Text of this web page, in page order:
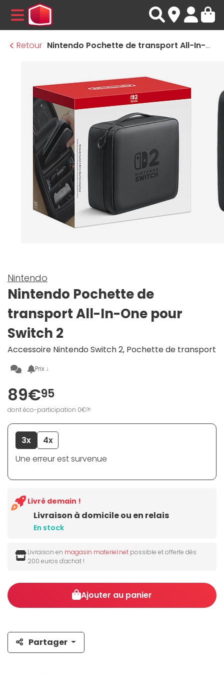
MENU
Retour
Nintendo Pochette de transport All-In-One pour Switch 2
Nintendo
Nintendo Pochette de
transport All-In-One pour
Switch 2
Accessoire Nintendo Switch 2, Pochette de transport
Prix ↓
89€95
dont éco-participation 0€05
3x
4x
Une erreur est survenue
Livraison à domicile ou en relais
En stock
Livré demain !
Livraison en magasin materiel.net possible et offerte dès
200 euros d'achat !
Ajouter au panier
Partager